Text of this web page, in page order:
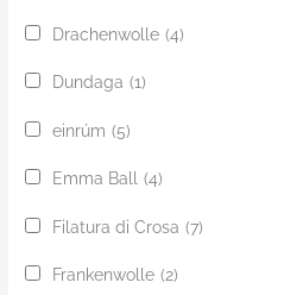
Drachenwolle (4)
Dundaga (1)
einrúm (5)
Emma Ball (4)
Filatura di Crosa (7)
Frankenwolle (2)